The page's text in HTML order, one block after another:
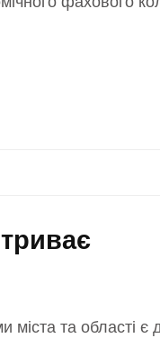
міста та області